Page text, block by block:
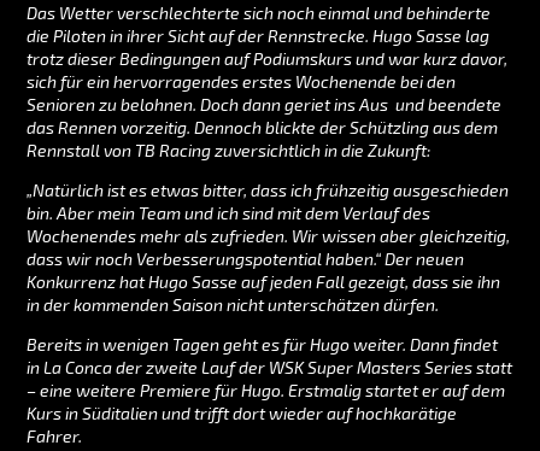
Das Wetter verschlechterte sich noch einmal und behinderte
die Piloten in ihrer Sicht auf der Rennstrecke. Hugo Sasse lag
trotz dieser Bedingungen auf Podiumskurs und war kurz davor,
sich für ein hervorragendes erstes Wochenende bei den
Senioren zu belohnen. Doch dann geriet ins Aus und beendete
das Rennen vorzeitig. Dennoch blickte der Schützling aus dem
Rennstall von TB Racing zuversichtlich in die Zukunft:
„Natürlich ist es etwas bitter, dass ich frühzeitig ausgeschieden
bin. Aber mein Team und ich sind mit dem Verlauf des
Wochenendes mehr als zufrieden. Wir wissen aber gleichzeitig,
dass wir noch Verbesserungspotential haben.“ Der neuen
Konkurrenz hat Hugo Sasse auf jeden Fall gezeigt, dass sie ihn
in der kommenden Saison nicht unterschätzen dürfen.
Bereits in wenigen Tagen geht es für Hugo weiter. Dann findet
in La Conca der zweite Lauf der WSK Super Masters Series statt
– eine weitere Premiere für Hugo. Erstmalig startet er auf dem
Kurs in Süditalien und trifft dort wieder auf hochkarätige
Fahrer.